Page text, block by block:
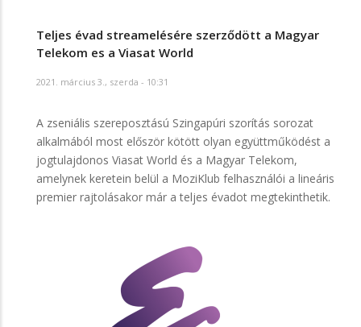
Teljes évad streamelésére szerződött a Magyar
Telekom es a Viasat World
2021. március 3., szerda - 10:31
A zseniális szereposztású Szingapúri szorítás sorozat
alkalmából most először kötött olyan együttműködést a
jogtulajdonos Viasat World és a Magyar Telekom,
amelynek keretein belül a MoziKlub felhasználói a lineáris
premier rajtolásakor már a teljes évadot megtekinthetik.